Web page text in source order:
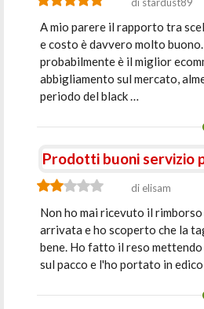
A mio parere il rapporto tra
e costo è davvero molto
probabilmente è il miglior
abbigliamento sul mercato,
periodo del black …
Prodotti buoni servizio
di elisam
Non ho mai ricevuto il rimborso
arrivata e ho scoperto che la
bene. Ho fatto il reso
sul pacco e l'ho portato in